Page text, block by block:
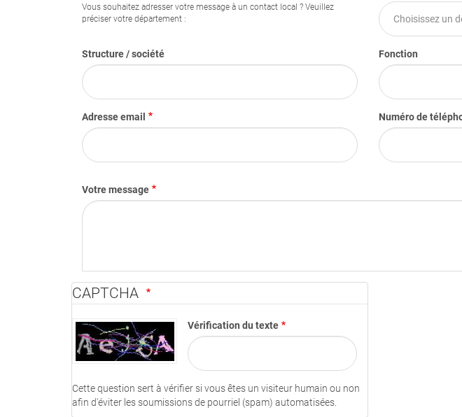
Structure / société Fonction
Adresse email Numéro de
Votre message
CAPTCHA
Vérification du texte
Cette question sert à vérifier si vous êtes un visiteur humain ou non
afin d'éviter les soumissions de pourriel (spam) automatisées.